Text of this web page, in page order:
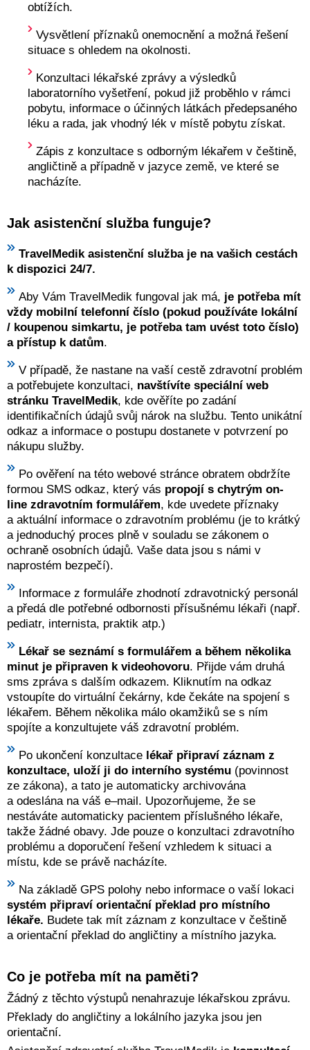
obtížích.
Vysvětlení příznaků onemocnění a možná řešení
situace s ohledem na okolnosti.
Konzultaci lékařské zprávy a výsledků
laboratorního vyšetření, pokud již proběhlo v rámci
pobytu, informace o účinných látkách předepsaného
léku a rada, jak vhodný lék v místě pobytu získat.
Zápis z konzultace s odborným lékařem v češtině,
angličtině a případně v jazyce země, ve které se
nacházíte.
Jak asistenční služba funguje?
TravelMedik asistenční služba je na vašich cestách
k dispozici 24/7.
Aby Vám TravelMedik fungoval jak má, je potřeba mít
vždy mobilní telefonní číslo (pokud používáte lokální
/ koupenou simkartu, je potřeba tam uvést toto číslo)
a přístup k datům.
V případě, že nastane na vaší cestě zdravotní problém
a potřebujete konzultaci, navštívíte speciální web
stránku TravelMedik, kde ověříte po zadání
identifikačních údajů svůj nárok na službu. Tento unikátní
odkaz a informace o postupu dostanete v potvrzení po
nákupu služby.
Po ověření na této webové stránce obratem obdržíte
formou SMS odkaz, který vás propojí s chytrým on-
line zdravotním formulářem, kde uvedete příznaky
a aktuální informace o zdravotním problému (je to krátký
a jednoduchý proces plně v souladu se zákonem o
ochraně osobních údajů. Vaše data jsou s námi v
naprostém bezpečí).
Informace z formuláře zhodnotí zdravotnický personál
a předá dle potřebné odbornosti přísušnému lékaři (např.
pediatr, internista, praktik atp.)
Lékař se seznámí s formulářem a během několika
minut je připraven k videohovoru. Přijde vám druhá
sms zpráva s dalším odkazem. Kliknutím na odkaz
vstoupíte do virtuální čekárny, kde čekáte na spojení s
lékařem. Během několika málo okamžiků se s ním
spojíte a konzultujete váš zdravotní problém.
Po ukončení konzultace lékař připraví záznam z
konzultace, uloží ji do interního systému (povinnost
ze zákona), a tato je automaticky archivována
a odeslána na váš e–mail. Upozorňujeme, že se
nestáváte automaticky pacientem příslušného lékaře,
takže žádné obavy. Jde pouze o konzultaci zdravotního
problému a doporučení řešení vzhledem k situaci a
místu, kde se právě nacházíte.
Na základě GPS polohy nebo informace o vaší lokaci
systém připraví orientační překlad pro místního
lékaře. Budete tak mít záznam z konzultace v češtině
a orientační překlad do angličtiny a místního jazyka.
Co je potřeba mít na paměti?
Žádný z těchto výstupů nenahrazuje lékařskou zprávu.
Překlady do angličtiny a lokálního jazyka jsou jen
orientační.